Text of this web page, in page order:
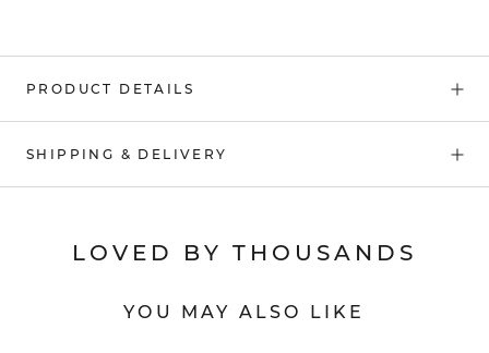
PRODUCT DETAILS
SHIPPING & DELIVERY
LOVED BY THOUSANDS
YOU MAY ALSO LIKE